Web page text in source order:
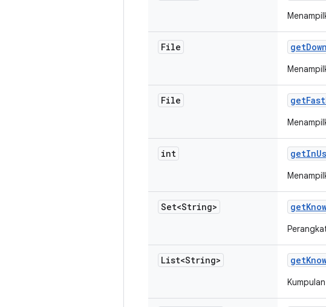
File get
File get
int getIn
Set<String> get
List<String> get